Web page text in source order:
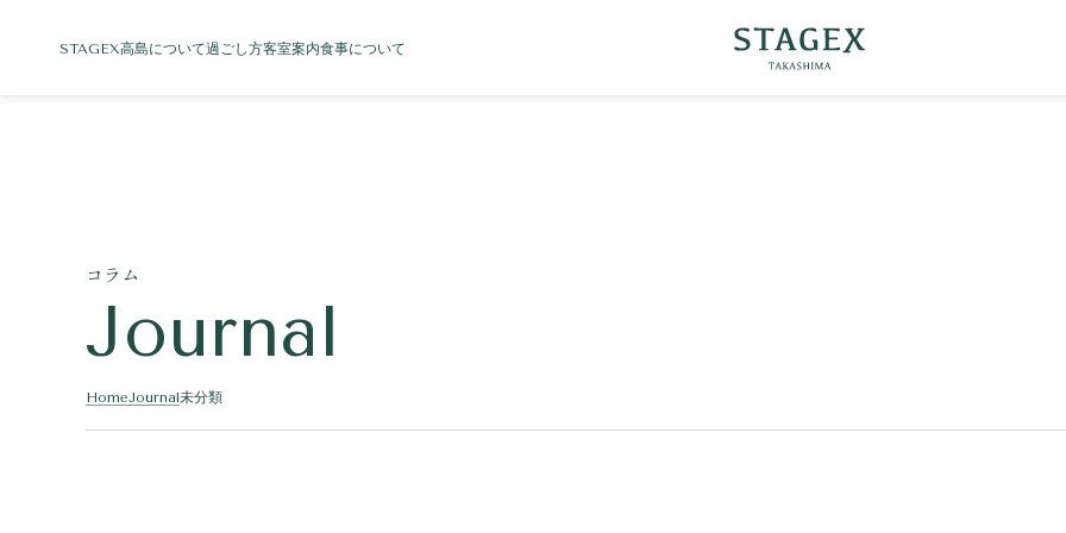
STAGEX高島について過ごし方客室案内食事について
コラム
Journal
HomeJournal未分類